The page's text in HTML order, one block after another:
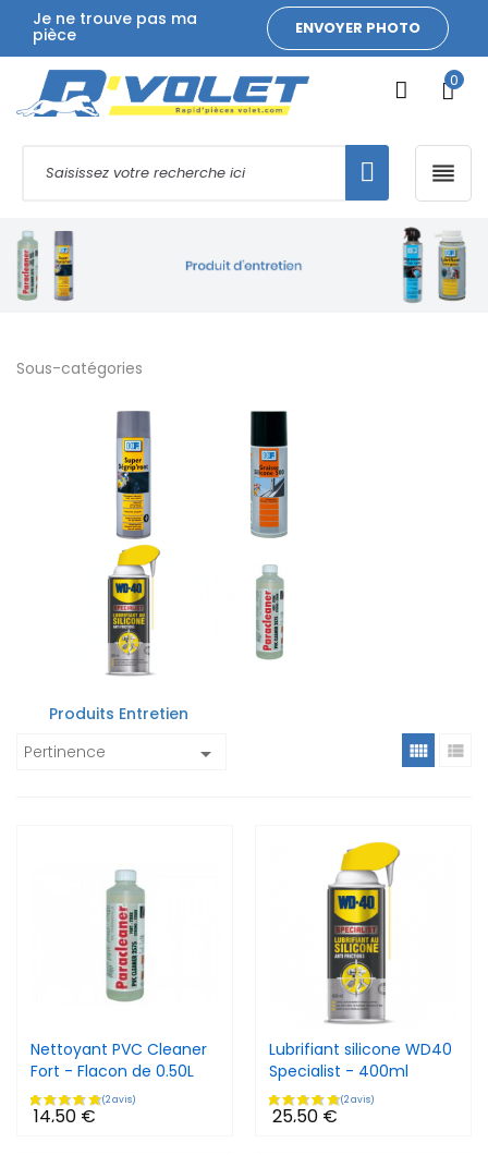
Je ne trouve pas ma
pièce ENVOYER PHOTO
0

Sous-catégories
Produits Entretien


Pertinence 
Nettoyant PVC Cleaner
Fort - Flacon de 0.50L
14,50 €
Lubrifiant silicone WD40
Specialist - 400ml
25,50 €